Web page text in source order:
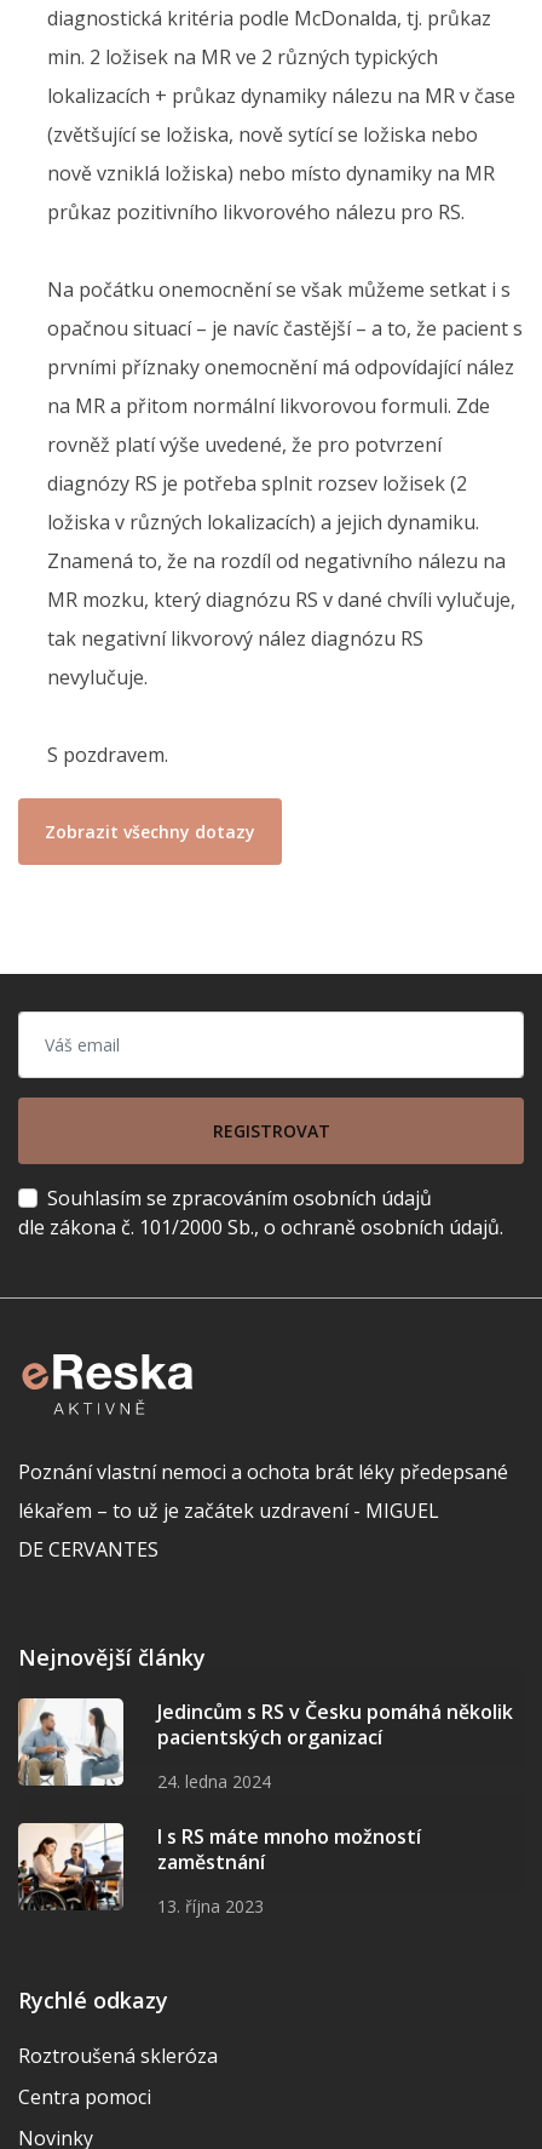
diagnostická kritéria podle McDonalda, tj. průkaz
min. 2 ložisek na MR ve 2 různých typických
lokalizacích + průkaz dynamiky nálezu na MR v čase
(zvětšující se ložiska, nově sytící se ložiska nebo
nově vzniklá ložiska) nebo místo dynamiky na MR
průkaz pozitivního likvorového nálezu pro RS.
Na počátku onemocnění se však můžeme setkat i s
opačnou situací – je navíc častější – a to, že pacient s
prvními příznaky onemocnění má odpovídající nález
na MR a přitom normální likvorovou formuli. Zde
rovněž platí výše uvedené, že pro potvrzení
diagnózy RS je potřeba splnit rozsev ložisek (2
ložiska v různých lokalizacích) a jejich dynamiku.
Znamená to, že na rozdíl od negativního nálezu na
MR mozku, který diagnózu RS v dané chvíli vylučuje,
tak negativní likvorový nález diagnózu RS
nevylučuje.
S pozdravem.
Zobrazit všechny dotazy
REGISTROVAT
Souhlasím se zpracováním osobních údajů
dle zákona č. 101/2000 Sb., o ochraně osobních údajů.
Poznání vlastní nemoci a ochota brát léky předepsané
lékařem – to už je začátek uzdravení - MIGUEL
DE CERVANTES
Nejnovější články
Jedincům s RS v Česku pomáhá několik
pacientských organizací
24. ledna 2024
I s RS máte mnoho možností
zaměstnání
13. října 2023
Rychlé odkazy
Roztroušená skleróza
Centra pomoci
Novinky